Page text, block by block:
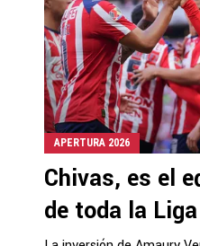
APERTURA 2026
Chivas, es el
de toda la